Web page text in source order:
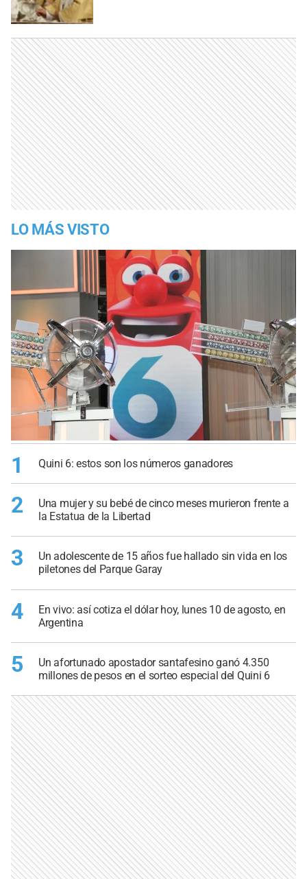
LO MÁS VISTO
1 Quini 6: estos son los números ganadores
2
Una mujer y su bebé de cinco meses murieron frente a
la Estatua de la Libertad
3
Un adolescente de 15 años fue hallado sin vida en los
piletones del Parque Garay
4
En vivo: así cotiza el dólar hoy, lunes 10 de agosto, en
Argentina
5
Un afortunado apostador santafesino ganó 4.350
millones de pesos en el sorteo especial del Quini 6